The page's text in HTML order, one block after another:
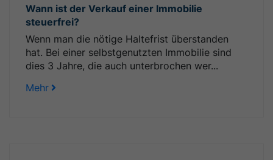
Wann ist der Verkauf einer Immobilie
steuerfrei?
Wenn man die nötige Haltefrist überstanden
hat. Bei einer selbstgenutzten Immobilie sind
dies 3 Jahre, die auch unterbrochen wer...
Mehr